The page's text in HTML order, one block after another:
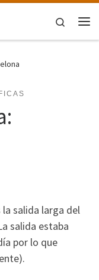
Search
salida larga del
salida estaba
por lo que